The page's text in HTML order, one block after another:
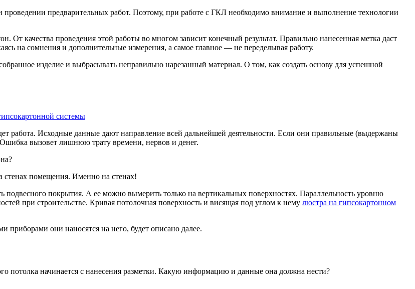
предварительных работ. Поэтому, при работе с ГКЛ необходимо внимание и выполнение технологии
От качества проведения этой работы во многом зависит конечный результат. Правильно нанесенная метка даст
на сомнения и дополнительные измерения, а самое главное — не переделывая работу.
изделие и выбрасывать неправильно нарезанный материал. О том, как создать основу для успешной
работа. Исходные данные дают направление всей дальнейшей деятельности. Если они правильные (выдержаны
вызовет лишнюю трату времени, нервов и денег.
стенах помещения. Именно на стенах!
подвесного покрытия. А ее можно вымерить только на вертикальных поверхностях. Параллельность уровню
при строительстве. Кривая потолочная поверхность и висящая под углом к нему люстра на гипсокартонном
приборами они наносятся на него, будет описано далее.
потолка начинается с нанесения разметки. Какую информацию и данные она должна нести?